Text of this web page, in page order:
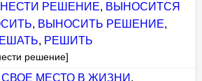
РЕШЕНИЕ, ВЫНОСИТСЯ
, ВЫНОСИТЬ РЕШЕНИЕ,
, РЕШИТЬ
решение]
МЕСТО В ЖИЗНИ ,